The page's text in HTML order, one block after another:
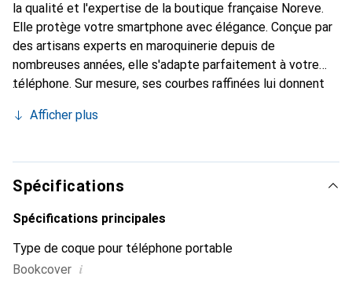
la qualité et l'expertise de la boutique française Noreve.
Elle protège votre smartphone avec élégance. Conçue par
des artisans experts en maroquinerie depuis de
nombreuses années, elle s'adapte parfaitement à votre
téléphone. Sur mesure, ses courbes raffinées lui donnent
et indispensable pour votre smartphone. Reconnaître
marque Noreve est un choix sûr pour une clientèle
exigeante.
Afficher plus
Spécifications
Spécifications principales
Type de coque pour téléphone portable
Bookcover i